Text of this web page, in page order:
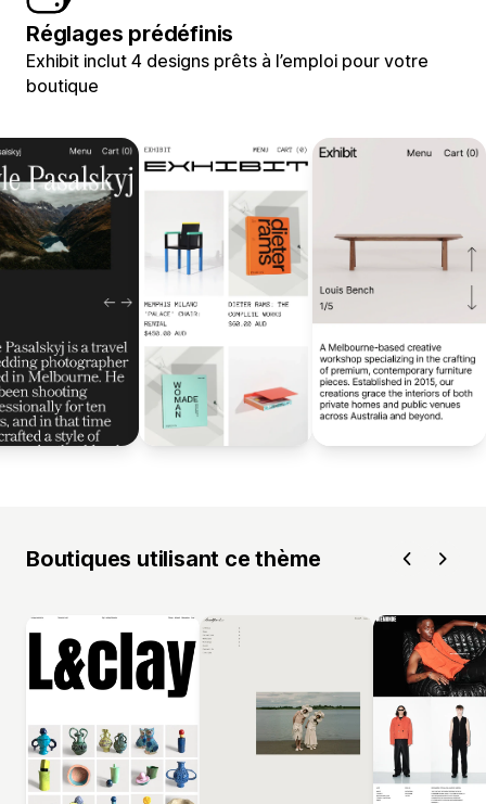
Réglages prédéfinis
Exhibit inclut 4 designs prêts à l’emploi pour votre
boutique
Boutiques utilisant ce thème